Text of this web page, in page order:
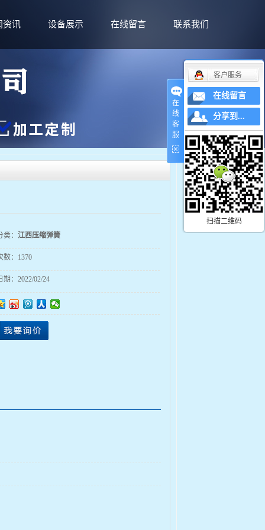
资讯 设备展示 在线留言 联系我们
： 江西压缩弹簧
： 1370
： 2022/02/24
在
线
客
服
客户服务
在线留言
分享到...
扫描二维码